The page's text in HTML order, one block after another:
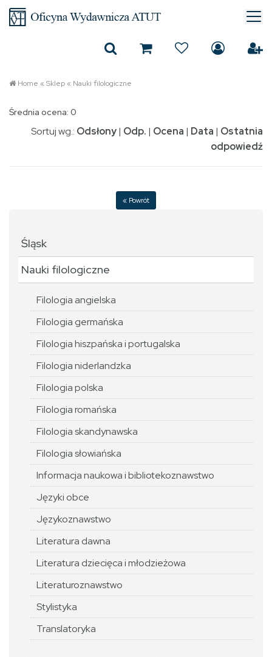
Home «Sklep« Nauki filologiczne
Średnia ocena: 0
Sortuj wg.: Odsłony| Odp. | Ocena | Data | Ostatnia
odpowiedź
« Powrót
Śląsk
Nauki filologiczne
Filologia angielska
Filologia germańska
Filologia hiszpańska i portugalska
Filologia niderlandzka
Filologia polska
Filologia romańska
Filologia skandynawska
Filologia słowiańska
Informacja naukowa i bibliotekoznawstwo
Języki obce
Językoznawstwo
Literatura dawna
Literatura dziecięca i młodzieżowa
Literaturoznawstwo
Stylistyka
Translatoryka